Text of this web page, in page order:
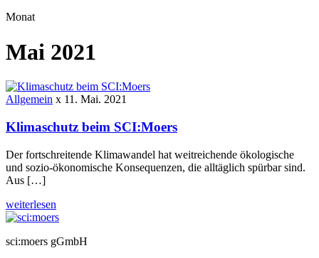
Monat
Mai 2021
Allgemein x 11. Mai. 2021
Klimaschutz beim SCI:Moers
Der fortschreitende Klimawandel hat weitreichende ökologische
und sozio-ökonomische Konsequenzen, die alltäglich spürbar sind.
Aus […]
weiterlesen
sci:moers gGmbH